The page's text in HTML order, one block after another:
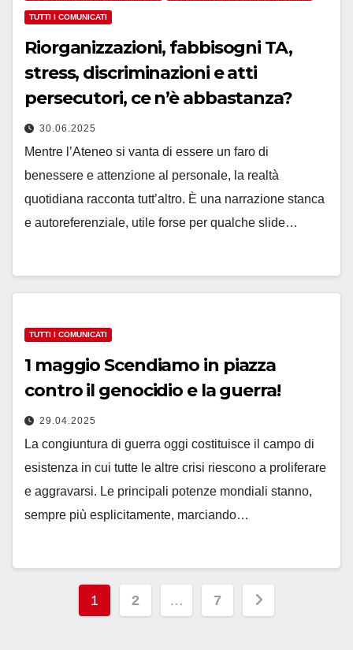
TUTTI I COMUNICATI
Riorganizzazioni, fabbisogni TA,
stress, discriminazioni e atti
persecutori, ce n’è abbastanza?
30.06.2025
Mentre l’Ateneo si vanta di essere un faro di
benessere e attenzione al personale, la realtà
quotidiana racconta tutt’altro. È una narrazione stanca
e autoreferenziale, utile forse per qualche slide…
TUTTI I COMUNICATI
1 maggio Scendiamo in piazza
contro il genocidio e la guerra!
29.04.2025
La congiuntura di guerra oggi costituisce il campo di
esistenza in cui tutte le altre crisi riescono a proliferare
e aggravarsi. Le principali potenze mondiali stanno,
sempre più esplicitamente, marciando…
Paginazione
1 2 … 7